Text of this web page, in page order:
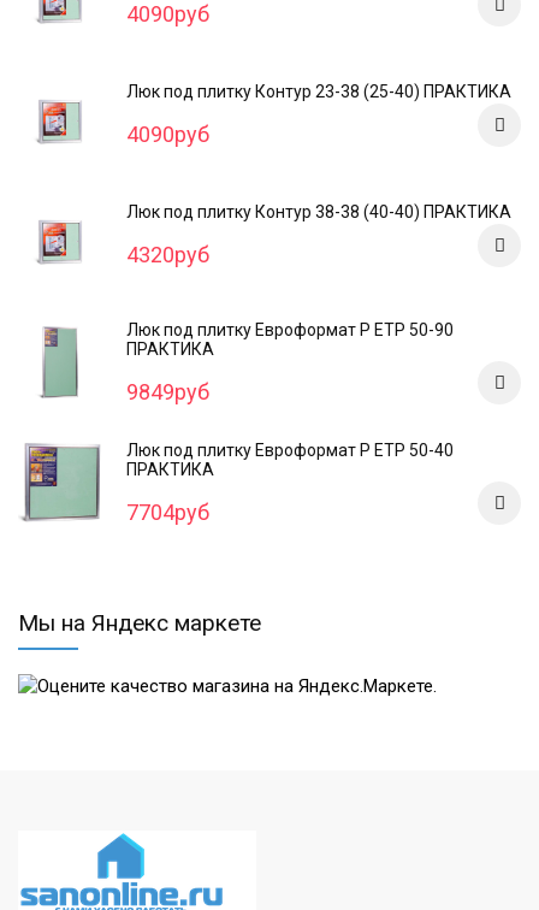
4090руб
Люк под плитку Контур 23-38 (25-40) ПРАКТИКА
4090руб
Люк под плитку Контур 38-38 (40-40) ПРАКТИКА
4320руб
Люк под плитку Евроформат Р ЕТР 50-90
ПРАКТИКА
9849руб
Люк под плитку Евроформат Р ЕТР 50-40
ПРАКТИКА
7704руб
Мы на Яндекс маркете